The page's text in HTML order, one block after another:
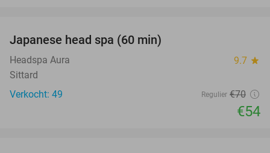
Japanese head spa (60 min)
Headspa Aura 9.7 star
Sittard
Verkocht: 49
Regulier €70
€54